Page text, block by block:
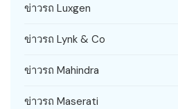
ข่าวรถ Luxgen
ข่าวรถ Lynk & Co
ข่าวรถ Mahindra
ข่าวรถ Maserati